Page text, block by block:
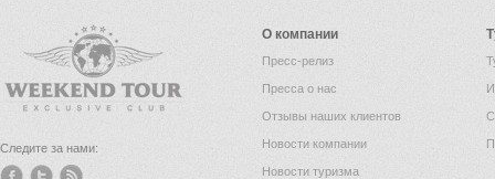
Следите за нами:
О компании
Пресс-релиз
Пресса о нас
Отзывы наших клиентов
Новости компании
Новости туризма